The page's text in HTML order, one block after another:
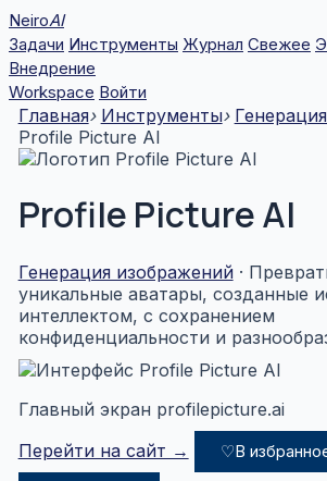
Перейти
к
содержимому
NeiroAI
Задачи Инструменты Журнал Свежее
Внедрение
Workspace Войти
Главная› Инструменты›
Profile Picture AI
Profile Picture AI
Генерация изображений·
уникальные аватары, созданные
интеллектом, с сохранением
конфиденциальности и
Главный экран profilepicture.ai
Перейти на сайт →
♡В